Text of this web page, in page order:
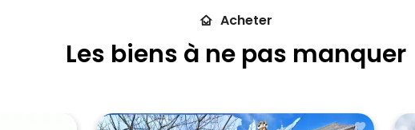
Acheter
Les biens à ne pas manquer